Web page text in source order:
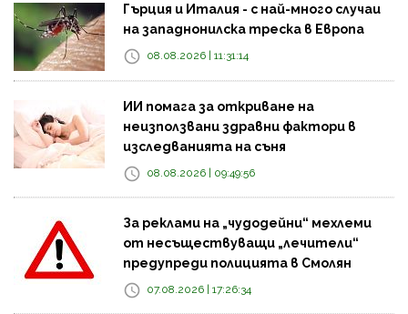
Гърция и Италия - с най-много случаи
на западнонилска треска в Европа
08.08.2026 | 11:31:14
ИИ помага за откриване на
неизползвани здравни фактори в
изследванията на съня
08.08.2026 | 09:49:56
За реклами на „чудодейни“ мехлеми
от несъществуващи „лечители“
предупреди полицията в Смолян
07.08.2026 | 17:26:34